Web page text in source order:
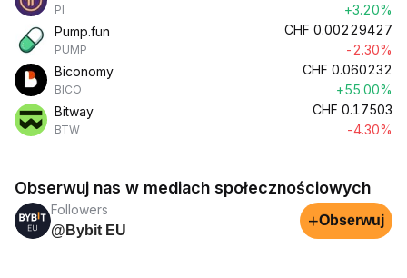
PI
+3.20%
Pump.fun
PUMP
CHF 0.00229427
-2.30%
Biconomy
BICO
CHF 0.060232
+55.00%
Bitway
BTW
CHF 0.17503
-4.30%
Obserwuj nas w mediach społecznościowych
Followers
@Bybit EU
+Obserwuj